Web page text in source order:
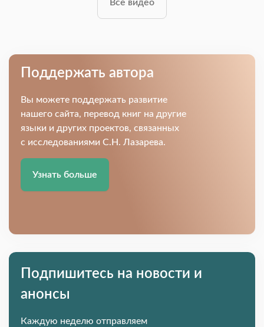
Все видео
Поддержать автора
Вы можете поддержать развитие
нашего сайта, перевод книг на другие
языки и других проектов, связанных
с исследованиями С.Н. Лазарева.
Узнать больше
Подпишитесь на новости и
анонсы
Каждую неделю отправляем